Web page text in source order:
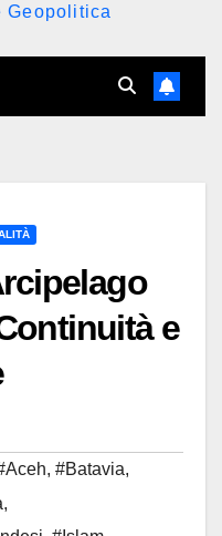
Geopolitica
e
, #Batavia,
,